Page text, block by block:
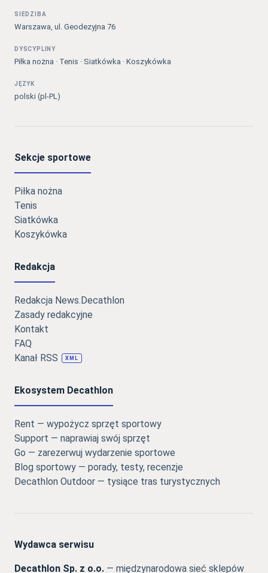
SIEDZIBA
Warszawa, ul. Geodezyjna 76
DYSCYPLINY
Piłka nożna · Tenis · Siatkówka · Koszykówka
JĘZYK
polski (pl-PL)
Sekcje sportowe
Piłka nożna
Tenis
Siatkówka
Koszykówka
Redakcja
Redakcja News.Decathlon
Zasady redakcyjne
Kontakt
FAQ
Kanał RSS
XML
Ekosystem Decathlon
Rent — wypożycz sprzęt sportowy
Support — naprawiaj swój sprzęt
Go — zarezerwuj wydarzenie sportowe
Blog sportowy — porady, testy, recenzje
Decathlon Outdoor — tysiące tras turystycznych
Wydawca serwisu
Decathlon Sp. z o.o. — międzynarodowa sieć sklepów